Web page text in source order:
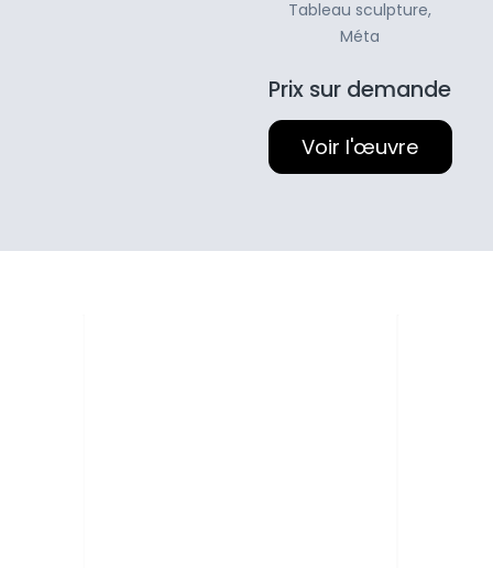
Tableau sculpture,
Méta
Prix sur demande
Voir l'œuvre